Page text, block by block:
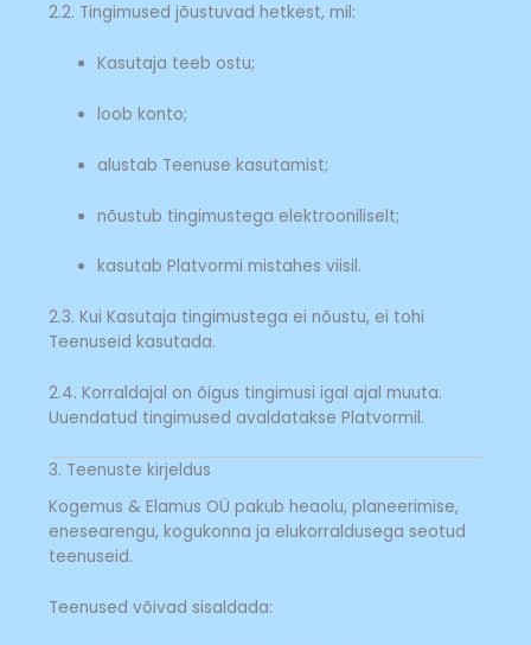
2.2. Tingimused jõustuvad hetkest, mil:
Kasutaja teeb ostu;
loob konto;
alustab Teenuse kasutamist;
nõustub tingimustega elektrooniliselt;
kasutab Platvormi mistahes viisil.
2.3. Kui Kasutaja tingimustega ei nõustu, ei tohi
Teenuseid kasutada.
2.4. Korraldajal on õigus tingimusi igal ajal muuta.
Uuendatud tingimused avaldatakse Platvormil.
3. Teenuste kirjeldus
Kogemus & Elamus OÜ pakub heaolu, planeerimise,
enesearengu, kogukonna ja elukorraldusega seotud
teenuseid.
Teenused võivad sisaldada: